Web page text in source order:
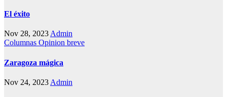
El éxito
Nov 28, 2023 Admin
Columnas Opinion breve
Zaragoza mágica
Nov 24, 2023 Admin